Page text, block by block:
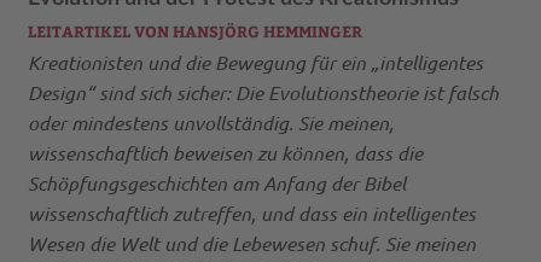
LEITARTIKEL VON HANSJÖRG HEMMINGER
Kreationisten und die Bewegung für ein „intelligentes
Design“ sind sich sicher: Die Evolutionstheorie ist falsch
oder mindestens unvollständig. Sie meinen,
wissenschaftlich beweisen zu können, dass die
Schöpfungsgeschichten am Anfang der Bibel
wissenschaftlich zutreffen, und dass ein intelligentes
Wesen die Welt und die Lebewesen schuf. Sie meinen